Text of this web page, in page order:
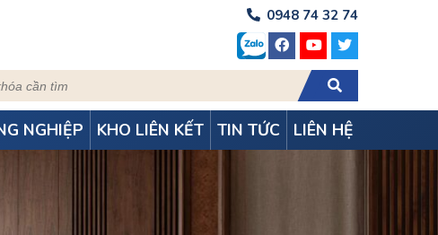
0948 74 32 74
NGHIỆP KHO LIÊN KẾT TIN TỨC LIÊN HỆ